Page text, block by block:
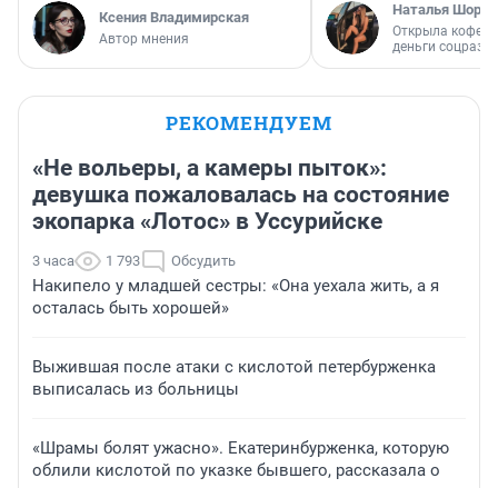
Ксения Владимирская
Автор мнения
Наталья
Открыла
деньги
РЕКОМЕНДУЕМ
«Не вольеры, а камеры пыток»:
девушка пожаловалась на состояние
экопарка «Лотос» в Уссурийске
3 часа 1 793 Обсудить
Накипело у младшей сестры: «Она уехала жить, а я
осталась быть хорошей»
Выжившая после атаки с кислотой петербурженка
выписалась из больницы
«Шрамы болят ужасно». Екатеринбурженка, которую
облили кислотой по указке бывшего, рассказала о